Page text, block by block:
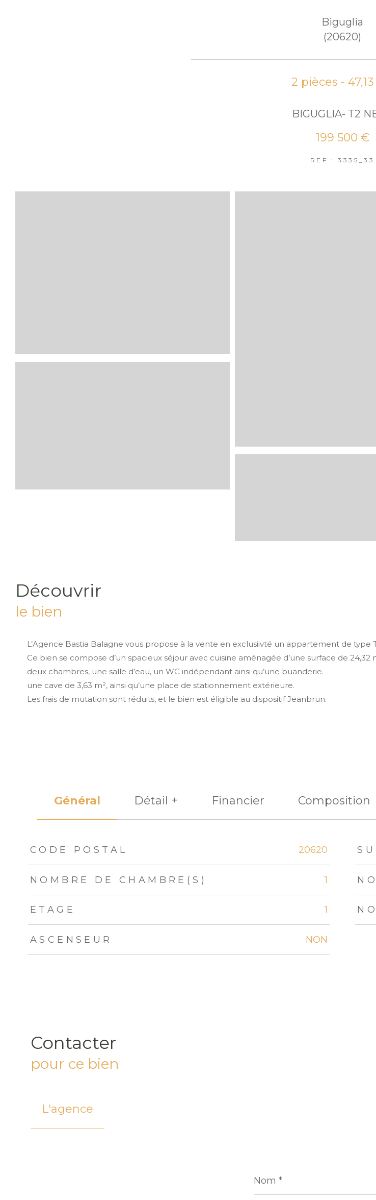
Biguglia
(20620)
2 pièces -
BIGUGLIA- T2
199 500 €
REF : 3335_33
découvrir
le bien
L’Agence Bastia Balagne vous propose à la vente en exclusiivté un appartement de
Ce bien se compose d’un spacieux séjour avec cuisine aménagée d’une surface de
deux chambres, une salle d’eau, un WC indépendant ainsi qu’une buanderie.
une cave de 3,63 m², ainsi qu’une place de stationnement extérieure.
Les frais de mutation sont réduits, et le bien est éligible au dispositif Jeanbrun.
Général Détail + Financier Composition
TRAD_ZEPHYR_Caracteristique
CODE POSTAL 20620
NOMBRE DE CHAMBRE(S) 1
ETAGE 1
ASCENSEUR NON
Contacter
pour ce bien
L'agence
*